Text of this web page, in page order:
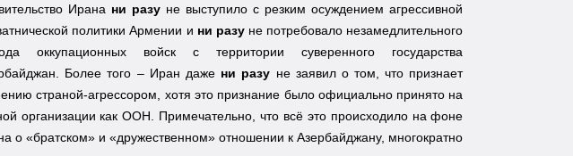
Ирана ни разу не выступило с резким осуждением агрессивной
политики Армении и ни разуне потребовало незамедлительного
оккупационных войск с территории суверенного государства
Более того – Иран даже ни разу не заявил о том, что признает
страной-агрессором, хотя это признание было официально принято на
организации как ООН. Примечательно, что всё это происходило на фоне
о «братском» и «дружественном» отношении к Азербайджану, многократно